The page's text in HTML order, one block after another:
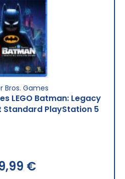
Bros. Games
LEGO Batman: Legacy
Standard PlayStation 5
€